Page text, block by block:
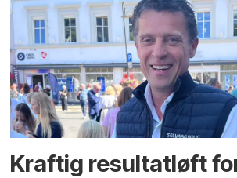
Kraftig resultatløft